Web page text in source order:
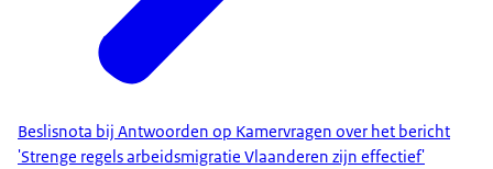
Beslisnota bij Antwoorden op Kamervragen over het bericht
'Strenge regels arbeidsmigratie Vlaanderen zijn effectief'